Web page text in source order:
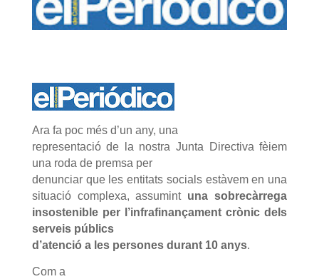
Ara fa poc més d’un any, una
representació de la nostra Junta Directiva fèiem
una roda de premsa per
denunciar que les entitats socials estàvem en una
situació complexa, assumint unasobrecàrrega
insostenible per l’infrafinançament crònic dels
serveis públics
d’atenció a les persones durant 10 anys.
Com a